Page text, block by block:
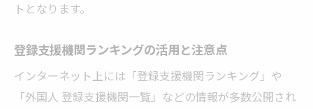
トとなります。
登録支援機関ランキングの活用と注意点
インターネット上には「登録支援機関ランキング」や
「外国人 登録支援機関一覧」などの情報が多数公開され